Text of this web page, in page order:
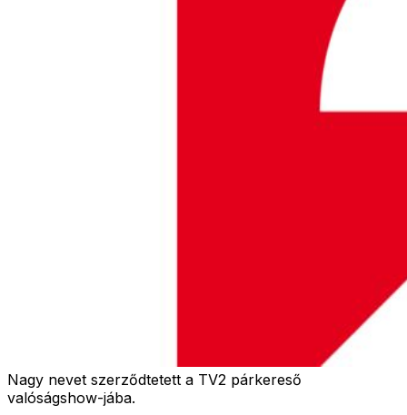
Nagy nevet szerződtetett a TV2 párkereső
valóságshow-jába.